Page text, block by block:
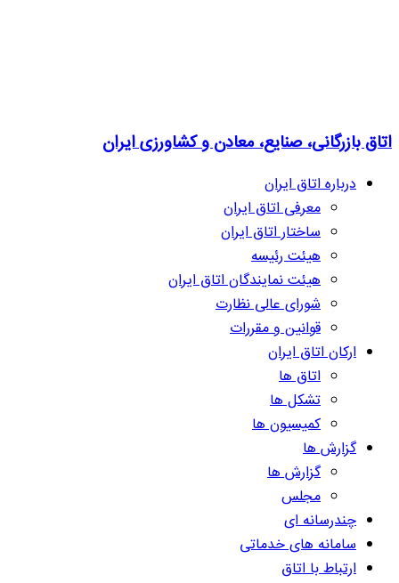
اتاق بازرگانی، صنایع، معادن و کشاورزی ایران
درباره اتاق ایران
معرفی اتاق ایران
ساختار اتاق ایران
هیئت رئیسه
هیئت نمایندگان اتاق ایران
شورای عالی نظارت
قوانین و مقررات
ارکان اتاق ایران
اتاق ها
تشکل ها
کمیسیون ها
گزارش ها
گزارش ها
مجلس
چندرسانه ای
سامانه های خدماتی
ارتباط با اتاق